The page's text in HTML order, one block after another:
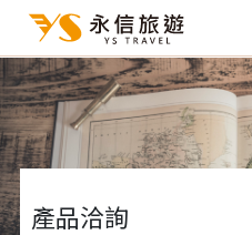
產品洽詢